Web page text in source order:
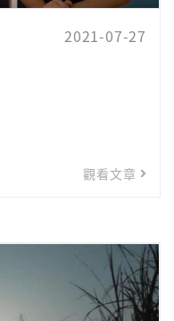
2021-07-27
觀看文章